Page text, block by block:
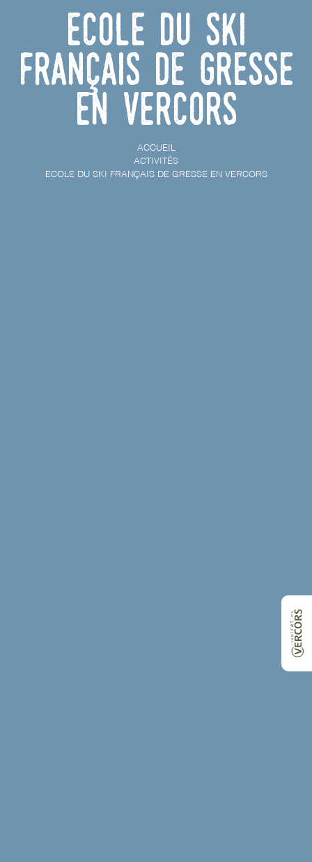
Ecole du Ski
Français de Gresse
en Vercors
ACCUEIL
ACTIVITÉS
ECOLE DU SKI FRANÇAIS DE GRESSE EN VERCORS